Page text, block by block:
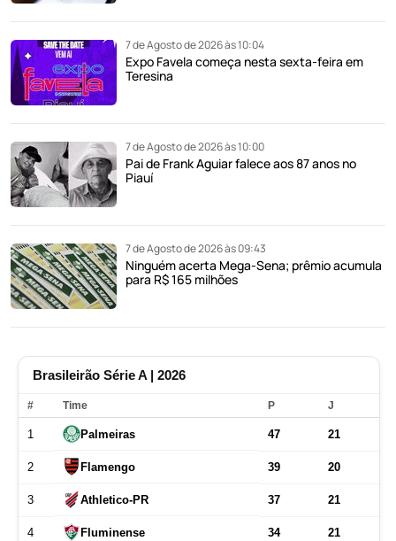
7 de Agosto de 2026 às 10:04
Expo Favela começa nesta sexta-feira em
Teresina
7 de Agosto de 2026 às 10:00
Pai de Frank Aguiar falece aos 87 anos no
Piauí
7 de Agosto de 2026 às 09:43
Ninguém acerta Mega-Sena; prêmio acumula
para R$ 165 milhões